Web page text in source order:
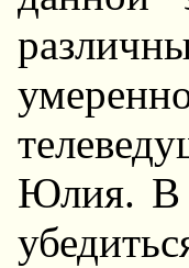
Юлия. В